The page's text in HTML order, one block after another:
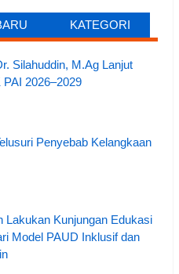
KATEGORI
Silahuddin, M.Ag Lanjut
2026–2029
Penyebab Kelangkaan
Lakukan Kunjungan Edukasi
Model PAUD Inklusif dan